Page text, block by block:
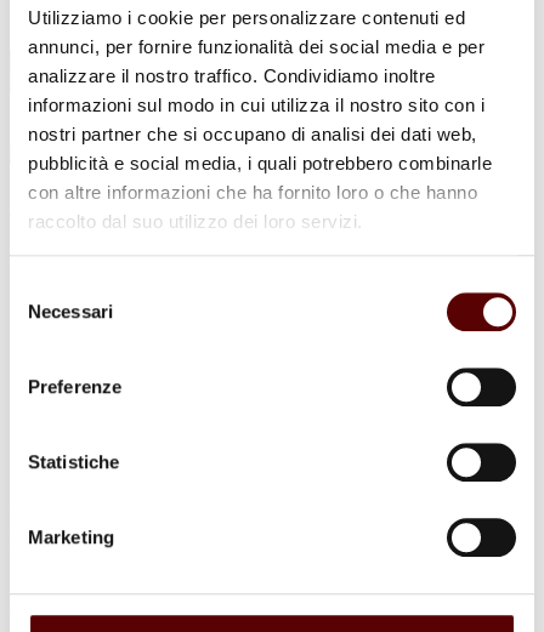
Utilizziamo i cookie per personalizzare contenuti ed
annunci, per fornire funzionalità dei social media e per
analizzare il nostro traffico. Condividiamo inoltre
informazioni sul modo in cui utilizza il nostro sito con i
nostri partner che si occupano di analisi dei dati web,
pubblicità e social media, i quali potrebbero combinarle
con altre informazioni che ha fornito loro o che hanno
raccolto dal suo utilizzo dei loro servizi.
delNecessari
Preferenze
Statistiche
Marketing
Info e Contatti
Cerca
per:
Adele Bergonzini
26 Marzo 1931 - 8 Dicembre 2024
Condividi
Lascia un commento
Il tuo indirizzo email non sarà pubblicato. I campi obbligatori sono
contrassegnati*